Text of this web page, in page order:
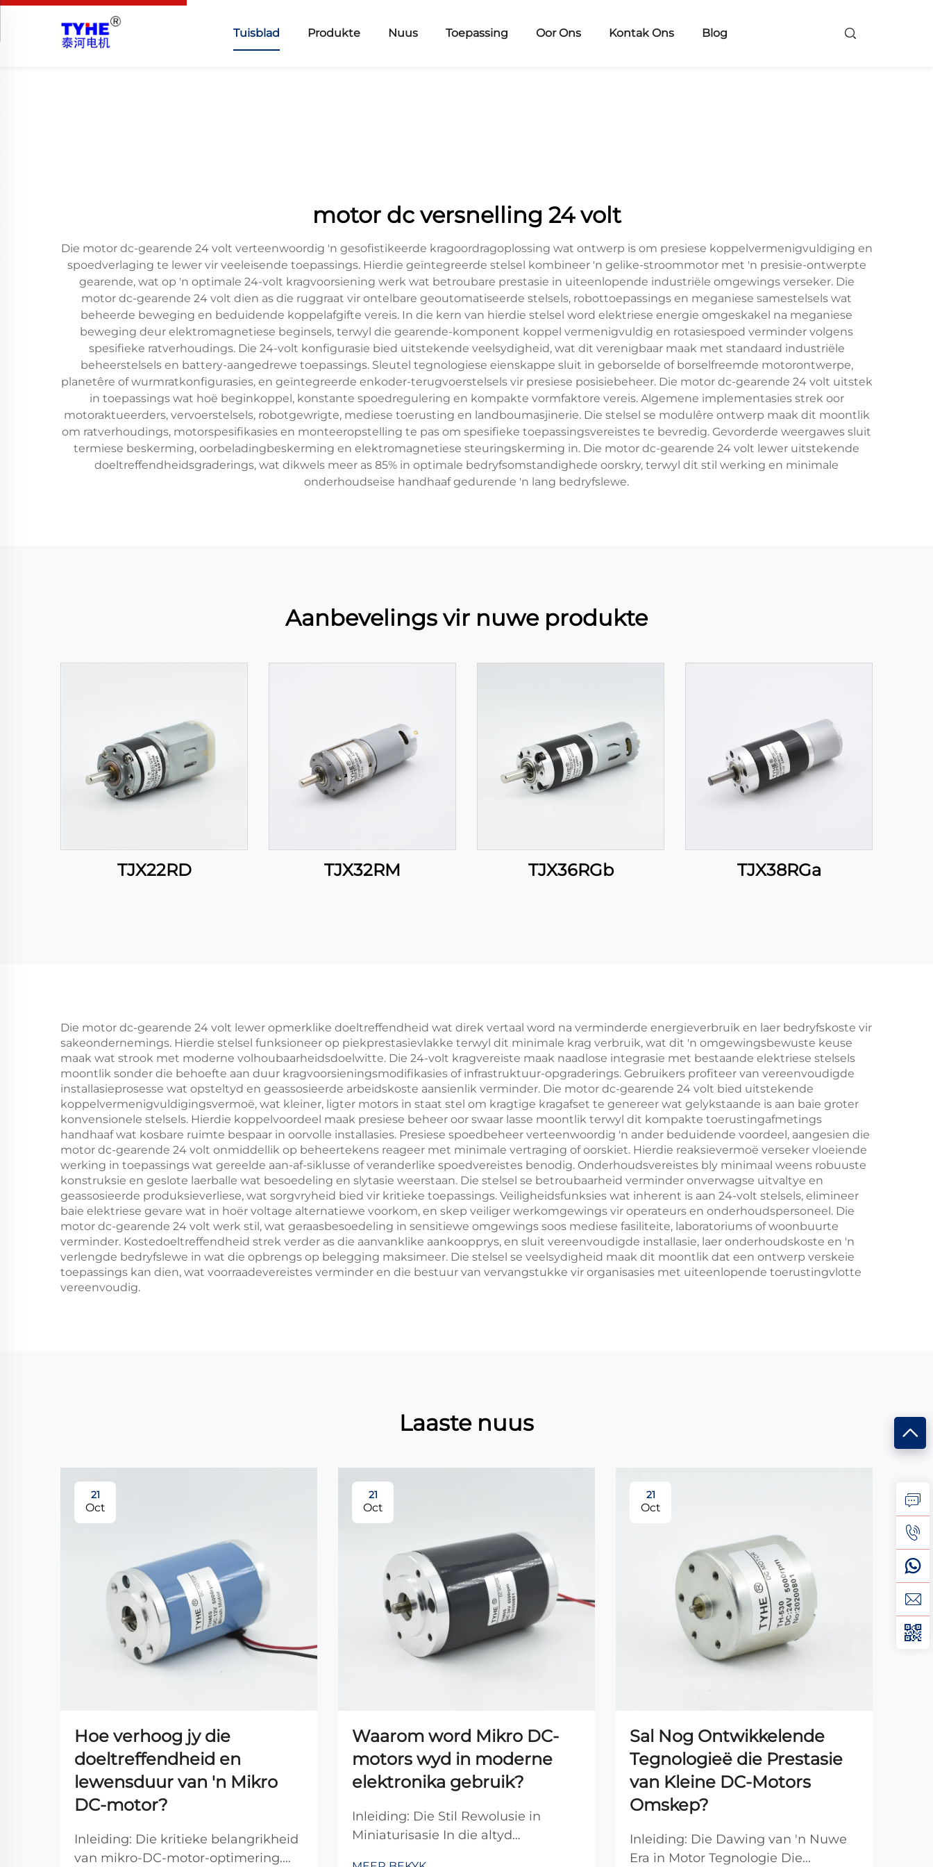
Tuisblad Produkte Nuus Toepassing Oor Ons Kontak Ons Blog
motor dc versnelling 24 volt
Die motor dc-gearende 24 volt verteenwoordig 'n gesofistikeerde kragoordragoplossing wat ontwerp is om presiese koppelvermenigvuldiging en
spoedverlaging te lewer vir veeleisende toepassings. Hierdie geïntegreerde stelsel kombineer 'n gelike-stroommotor met 'n presisie-ontwerpte
gearende, wat op 'n optimale 24-volt kragvoorsiening werk wat betroubare prestasie in uiteenlopende industriële omgewings verseker. Die
motor dc-gearende 24 volt dien as die ruggraat vir ontelbare geoutomatiseerde stelsels, robottoepassings en meganiese samestelsels wat
beheerde beweging en beduidende koppelafgifte vereis. In die kern van hierdie stelsel word elektriese energie omgeskakel na meganiese
beweging deur elektromagnetiese beginsels, terwyl die gearende-komponent koppel vermenigvuldig en rotasiespoed verminder volgens
spesifieke ratverhoudings. Die 24-volt konfigurasie bied uitstekende veelsydigheid, wat dit verenigbaar maak met standaard industriële
beheerstelsels en battery-aangedrewe toepassings. Sleutel tegnologiese eienskappe sluit in geborselde of borselfreemde motorontwerpe,
planetêre of wurmratkonfigurasies, en geïntegreerde enkoder-terugvoerstelsels vir presiese posisiebeheer. Die motor dc-gearende 24 volt uitstek
in toepassings wat hoë beginkoppel, konstante spoedregulering en kompakte vormfaktore vereis. Algemene implementasies strek oor
motoraktueerders, vervoerstelsels, robotgewrigte, mediese toerusting en landboumasjinerie. Die stelsel se modulêre ontwerp maak dit moontlik
om ratverhoudings, motorspesifikasies en monteeropstelling te pas om spesifieke toepassingsvereistes te bevredig. Gevorderde weergawes sluit
termiese beskerming, oorbeladingbeskerming en elektromagnetiese steuringskerming in. Die motor dc-gearende 24 volt lewer uitstekende
doeltreffendheidsgraderings, wat dikwels meer as 85% in optimale bedryfsomstandighede oorskry, terwyl dit stil werking en minimale
onderhoudseise handhaaf gedurende 'n lang bedryfslewe.
Aanbevelings vir nuwe produkte
TJX22RD TJX32RM TJX36RGb TJX38RGa
Die motor dc-gearende 24 volt lewer opmerklike doeltreffendheid wat direk vertaal word na verminderde energieverbruik en laer bedryfskoste vir
sakeondernemings. Hierdie stelsel funksioneer op piekprestasievlakke terwyl dit minimale krag verbruik, wat dit 'n omgewingsbewuste keuse
maak wat strook met moderne volhoubaarheidsdoelwitte. Die 24-volt kragvereiste maak naadlose integrasie met bestaande elektriese stelsels
moontlik sonder die behoefte aan duur kragvoorsieningsmodifikasies of infrastruktuur-opgraderings. Gebruikers profiteer van vereenvoudigde
installasieprosesse wat opsteltyd en geassosieerde arbeidskoste aansienlik verminder. Die motor dc-gearende 24 volt bied uitstekende
koppelvermenigvuldigingsvermoë, wat kleiner, ligter motors in staat stel om kragtige kragafset te genereer wat gelykstaande is aan baie groter
konvensionele stelsels. Hierdie koppelvoordeel maak presiese beheer oor swaar lasse moontlik terwyl dit kompakte toerustingafmetings
handhaaf wat kosbare ruimte bespaar in oorvolle installasies. Presiese spoedbeheer verteenwoordig 'n ander beduidende voordeel, aangesien die
motor dc-gearende 24 volt onmiddellik op beheertekens reageer met minimale vertraging of oorskiet. Hierdie reaksievermoë verseker vloeiende
werking in toepassings wat gereelde aan-af-siklusse of veranderlike spoedvereistes benodig. Onderhoudsvereistes bly minimaal weens robuuste
konstruksie en geslote laerballe wat besoedeling en slytasie weerstaan. Die stelsel se betroubaarheid verminder onverwagse uitvaltye en
geassosieerde produksieverliese, wat sorgvryheid bied vir kritieke toepassings. Veiligheidsfunksies wat inherent is aan 24-volt stelsels, elimineer
baie elektriese gevare wat in hoër voltage alternatiewe voorkom, en skep veiliger werkomgewings vir operateurs en onderhoudspersoneel. Die
motor dc-gearende 24 volt werk stil, wat geraasbesoedeling in sensitiewe omgewings soos mediese fasiliteite, laboratoriums of woonbuurte
verminder. Kostedoeltreffendheid strek verder as die aanvanklike aankoopprys, en sluit vereenvoudigde installasie, laer onderhoudskoste en 'n
verlengde bedryfslewe in wat die opbrengs op belegging maksimeer. Die stelsel se veelsydigheid maak dit moontlik dat een ontwerp verskeie
toepassings kan dien, wat voorraadevereistes verminder en die bestuur van vervangstukke vir organisasies met uiteenlopende toerustingvlotte
vereenvoudig.
Laaste nuus
21
Oct
Hoe verhoog jy die
doeltreffendheid en
lewensduur van 'n Mikro
DC-motor?
Inleiding: Die kritieke belangrikheid
van mikro-DC-motor-optimering.
21
Oct
Waarom word Mikro DC-
motors wyd in moderne
elektronika gebruik?
Inleiding: Die Stil Rewolusie in
Miniaturisasie In die altyd
21
Oct
Sal Nog Ontwikkelende
Tegnologieë die Prestasie
van Kleine DC-Motors
Omskep?
Inleiding: Die Dawing van 'n Nuwe
Era in Motor Tegnologie Die